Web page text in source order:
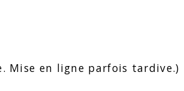
Mise en ligne parfois tardive.)